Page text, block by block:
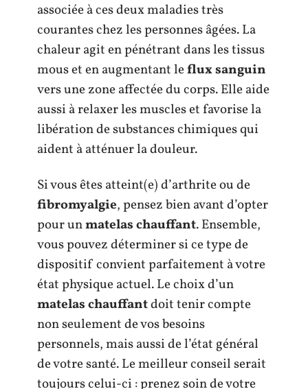
associée à ces deux maladies très
courantes chez les personnes âgées. La
chaleur agit en pénétrant dans les tissus
mous et en augmentant leflux sanguin
vers une zone affectée du corps. Elle aide
aussi à relaxer les muscles et favorise la
libération de substances chimiques qui
aident à atténuer la douleur.
Si vous êtes atteint(e) d’arthrite ou de
fibromyalgie, pensez bien avant d’opter
pour unmatelas chauffant. Ensemble,
vous pouvez déterminer si ce type de
dispositif convient parfaitement à votre
état physique actuel. Le choix d’un
matelas chauffantdoit tenir compte
non seulement de vos besoins
personnels, mais aussi de l’état général
de votre santé. Le meilleur conseil serait
toujours celui-ci : prenez soin de votre